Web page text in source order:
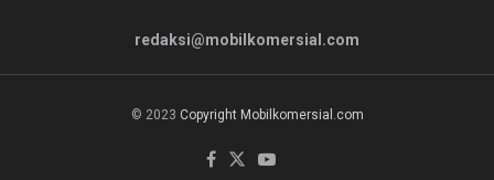
redaksi@mobilkomersial.com
© 2023 Copyright Mobilkomersial.com